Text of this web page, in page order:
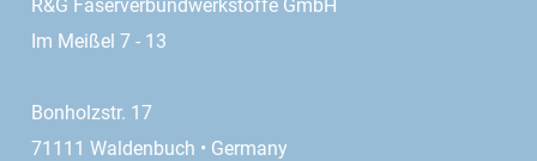
R&G Faserverbundwerkstoffe GmbH
Im Meißel 7 - 13
Bonholzstr. 17
71111 Waldenbuch • Germany